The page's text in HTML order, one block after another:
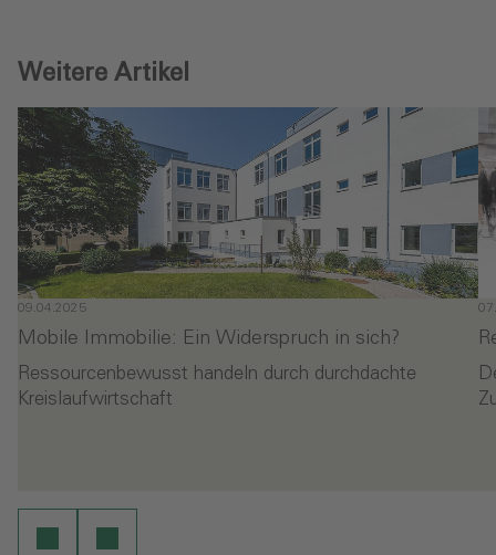
Weitere Artikel
09.04.2025
Mobile Immobilie: Ein Widerspruch in sich?
Ressourcenbewusst handeln durch durchdachte
Kreislaufwirtschaft